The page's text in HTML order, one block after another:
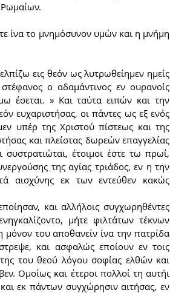
ίνα το μνημόσυνον υμών και η μνήμη
ο αδαμάντινος εν ουρανοίς
έσεται. » Και ταύτα ειπών και την
ευχαριστήσας, οι πάντες ως εξ ενός
υπέρ της Χριστού πίστεως και της
και πλείστας δωρεών επαγγελίας
συστρατιώται, έτοιμοι έστε τω πρωΐ,
της αγίας τριάδος, εν η την
αισχύνης εκ των εντεύθεν κακώς
μήτε φιλτάτων τέκνων
μόνον του αποθανείν ίνα την πατρίδα
και ασφαλώς εποίουν εν τοις
του θεού λόγου σοφίας ελθών και
Ομοίως και έτεροι πολλοί τη αυτήι
εκ πάντων συγχώρησιν αιτήσας, εν